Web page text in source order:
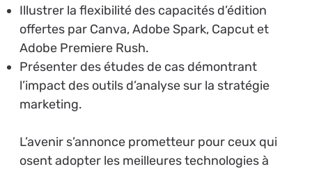
Illustrer la flexibilité des capacités d’édition
offertes par Canva, Adobe Spark, Capcut et
Adobe Premiere Rush.
Présenter des études de cas démontrant
l’impact des outils d’analyse sur la stratégie
marketing.
L’avenir s’annonce prometteur pour ceux qui
osent adopter les meilleures technologies à